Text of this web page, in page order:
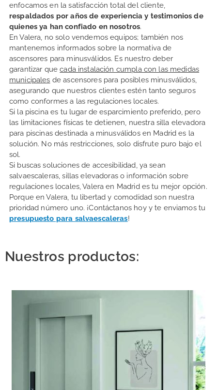
enfocamos en la satisfacción total del cliente,
respaldados por años de experiencia y testimonios de
quienes ya han confiado en nosotros.
En Valera, no solo vendemos equipos; también nos
mantenemos informados sobre la normativa de
ascensores para minusválidos. Es nuestro deber
garantizar quecada instalación cumpla con las medidas
municipales de ascensores para posibles minusválidos,
asegurando que nuestros clientes estén tanto seguros
como conformes a las regulaciones locales.
Si la piscina es tu lugar de esparcimiento preferido, pero
las limitaciones físicas te detienen, nuestra silla elevadora
para piscinas destinada a minusválidos en Madrid es la
solución. No más restricciones, solo disfrute puro bajo el
sol.
Si buscas soluciones de accesibilidad, ya sean
salvaescaleras, sillas elevadoras o información sobre
regulaciones locales, Valera en Madrid es tu mejor opción.
Porque en Valera, tu libertad y comodidad son nuestra
prioridad número uno. ¡Contáctanos hoy y te enviamos tu
presupuesto para salvaescaleras!
Nuestros productos: